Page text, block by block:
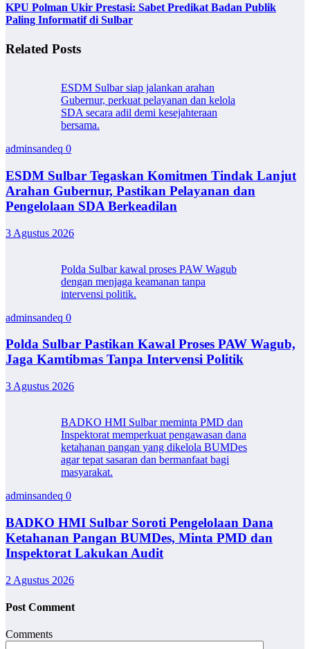
KPU Polman Ukir Prestasi: Sabet Predikat Badan Publik
Paling Informatif di Sulbar
Related Posts
ESDM Sulbar siap jalankan arahan
Gubernur, perkuat pelayanan dan kelola
SDA secara adil demi kesejahteraan
bersama.
adminsandeq 0
ESDM Sulbar Tegaskan Komitmen Tindak Lanjut
Arahan Gubernur, Pastikan Pelayanan dan
Pengelolaan SDA Berkeadilan
3 Agustus 2026
Polda Sulbar kawal proses PAW Wagub
dengan menjaga keamanan tanpa
intervensi politik.
adminsandeq 0
Polda Sulbar Pastikan Kawal Proses PAW Wagub,
Jaga Kamtibmas Tanpa Intervensi Politik
3 Agustus 2026
BADKO HMI Sulbar meminta PMD dan
Inspektorat memperkuat pengawasan dana
ketahanan pangan yang dikelola BUMDes
agar tepat sasaran dan bermanfaat bagi
masyarakat.
adminsandeq 0
BADKO HMI Sulbar Soroti Pengelolaan Dana
Ketahanan Pangan BUMDes, Minta PMD dan
Inspektorat Lakukan Audit
2 Agustus 2026
Post Comment
Comments